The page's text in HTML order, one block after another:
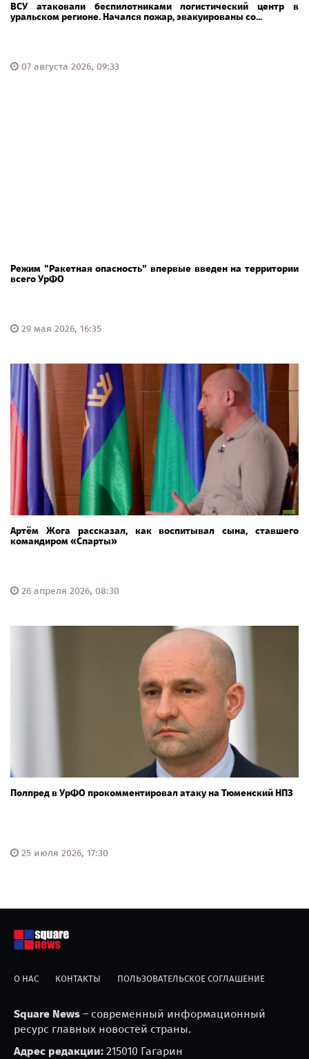
ВСУ атаковали беспилотниками логистический центр в
уральском регионе. Начался пожар, эвакуированы со...
07 августа 2026, 09:33
Режим "Ракетная опасность" впервые введен на территории
всего УрФО
29 мая 2026, 16:35
Артём Жога рассказал, как воспитывал сына, ставшего
командиром «Спарты»
26 апреля 2026, 08:30
Полпред в УрФО прокомментировал атаку на Тюменский НПЗ
25 июля 2026, 17:30
О НАС КОНТАКТЫ ПОЛЬЗОВАТЕЛЬСКОЕ СОГЛАШЕНИЕ
Square News – современный информационный
ресурс главных новостей страны.
Адрес редакции: 215010 Гагарин